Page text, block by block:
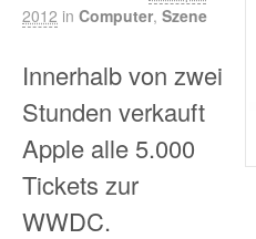
2012 in Computer, Szene
Innerhalb von zwei
Stunden verkauft
Apple alle 5.000
Tickets zur
WWDC.